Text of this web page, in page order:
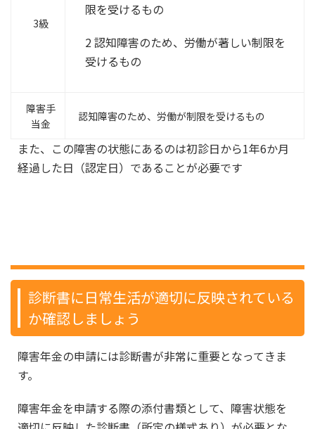
3級
限を受けるもの
2 認知障害のため、労働が著しい制限を
受けるもの
障害手
当金
認知障害のため、労働が制限を受けるもの
また、この障害の状態にあるのは初診日から1年6か月
経過した日（認定日）であることが必要です
診断書に日常生活が適切に反映されている
か確認しましょう
障害年金の申請には診断書が非常に重要となってきま
す。
障害年金を申請する際の添付書類として、障害状態を